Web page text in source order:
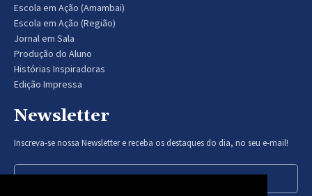
Escola em Ação (Amambai)
Escola em Ação (Região)
Jornal em Sala
Produção do Aluno
Histórias Inspiradoras
Edição Impressa
Newsletter
Inscreva-se nossa Newsletter e receba os destaques do dia, no seu e-mail!